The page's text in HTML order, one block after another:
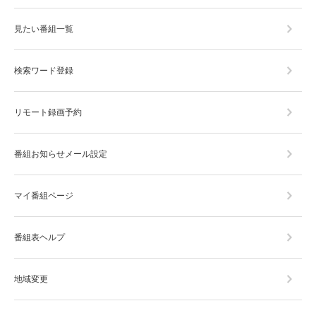
見たい番組一覧
検索ワード登録
リモート録画予約
番組お知らせメール設定
マイ番組ページ
番組表ヘルプ
地域変更